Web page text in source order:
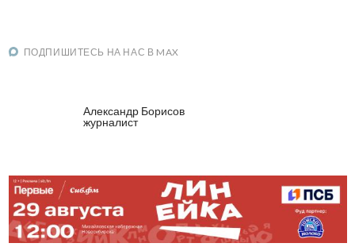
ПОДПИШИТЕСЬ НА НАС В MAX
Александр Борисов
журналист